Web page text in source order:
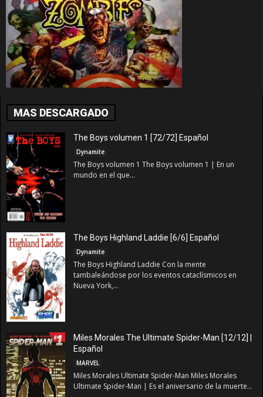
MAS DESCARGADO
The Boys volumen 1 [72/72] Español
Dynamite
The Boys volumen 1 The Boys volumen 1 | En un
mundo en el que...
The Boys Highland Laddie [6/6] Español
Dynamite
The Boys Highland Laddie Con la mente
tambaleándose por los eventos cataclísmicos en
Nueva York,...
Miles Morales The Ultimate Spider-Man [12/12] |
Español
MARVEL
Miles Morales Ultimate Spider-Man Miles Morales
Ultimate Spider-Man | Es el aniversario de la muerte...